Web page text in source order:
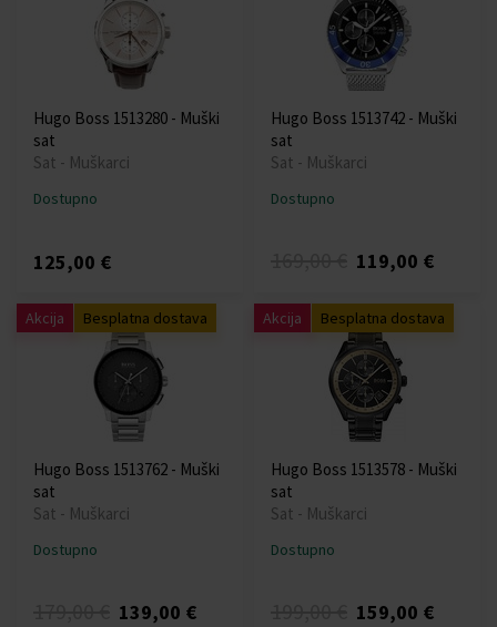
Hugo Boss 1513280 - Muški
sat
Sat - Muškarci
Dostupno
125,00 €
Hugo Boss 1513742 - Muški
sat
Sat - Muškarci
Dostupno
119,00 €
Akcija Besplatna dostava
Hugo Boss 1513762 - Muški
sat
Sat - Muškarci
Dostupno
139,00 €
Akcija Besplatna dostava
Hugo Boss 1513578 - Muški
sat
Sat - Muškarci
Dostupno
159,00 €